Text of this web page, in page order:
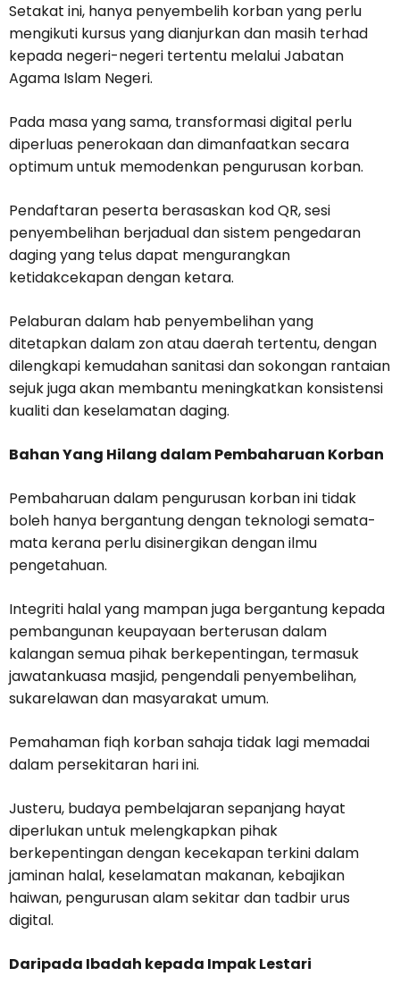
Setakat ini, hanya penyembelih korban yang perlu
mengikuti kursus yang dianjurkan dan masih terhad
kepada negeri-negeri tertentu melalui Jabatan
Agama Islam Negeri.
Pada masa yang sama, transformasi digital perlu
diperluas penerokaan dan dimanfaatkan secara
optimum untuk memodenkan pengurusan korban.
Pendaftaran peserta berasaskan kod QR, sesi
penyembelihan berjadual dan sistem pengedaran
daging yang telus dapat mengurangkan
ketidakcekapan dengan ketara.
Pelaburan dalam hab penyembelihan yang
ditetapkan dalam zon atau daerah tertentu, dengan
dilengkapi kemudahan sanitasi dan sokongan rantaian
sejuk juga akan membantu meningkatkan konsistensi
kualiti dan keselamatan daging.
Bahan Yang Hilang dalam Pembaharuan Korban
Pembaharuan dalam pengurusan korban ini tidak
boleh hanya bergantung dengan teknologi semata-
mata kerana perlu disinergikan dengan ilmu
pengetahuan.
Integriti halal yang mampan juga bergantung kepada
pembangunan keupayaan berterusan dalam
kalangan semua pihak berkepentingan, termasuk
jawatankuasa masjid, pengendali penyembelihan,
sukarelawan dan masyarakat umum.
Pemahaman fiqh korban sahaja tidak lagi memadai
dalam persekitaran hari ini.
Justeru, budaya pembelajaran sepanjang hayat
diperlukan untuk melengkapkan pihak
berkepentingan dengan kecekapan terkini dalam
jaminan halal, keselamatan makanan, kebajikan
haiwan, pengurusan alam sekitar dan tadbir urus
digital.
Daripada Ibadah kepada Impak Lestari